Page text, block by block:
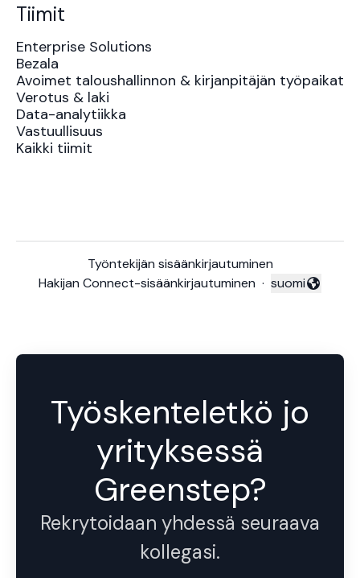
Tiimit
Enterprise Solutions
Bezala
Avoimet taloushallinnon & kirjanpitäjän työpaikat
Verotus & laki
Data-analytiikka
Vastuullisuus
Kaikki tiimit
Työntekijän sisäänkirjautuminen
Hakijan Connect-sisäänkirjautuminen · Vaihda kieli
suomi
Työskenteletkö jo
yrityksessä
Greenstep?
Rekrytoidaan yhdessä seuraava
kollegasi.